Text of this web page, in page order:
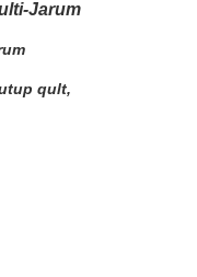
Jarum
qult,